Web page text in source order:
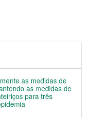
as medidas de
as medidas de
para três